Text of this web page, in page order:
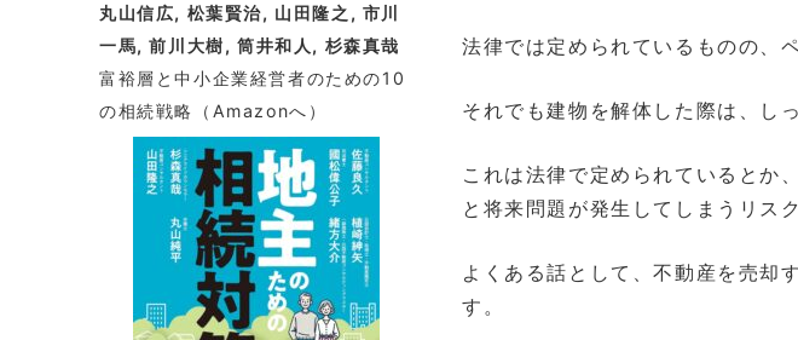
法律では定められているものの、
それでも建物を解体した際は、し
これは法律で定められているとか
と将来問題が発生してしまうリス
よくある話として、不動産を売却
す。
丸山信広, 松葉賢治, 山田隆之, 市川
一馬, 前川大樹, 筒井和人, 杉森真哉
富裕層と中小企業経営者のための10
の相続戦略
（Amazonへ）